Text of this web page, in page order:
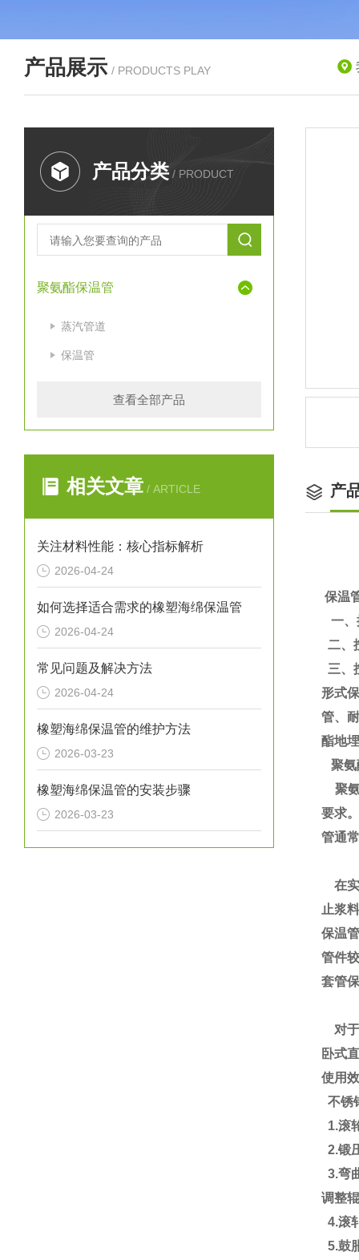
产品展示 / PRODUCTS PLAY
产品分类 / PRODUCT
聚氨酯保温管
蒸汽管道
保温管
查看全部产品
相关文章 / ARTICLE
关注材料性能：核心指标解析
2026-04-24
如何选择适合需求的橡塑海绵保温管
2026-04-24
常见问题及解决方法
2026-04-24
橡塑海绵保温管的维护方法
2026-03-23
橡塑海绵保温管的安装步骤
2026-03-23
产
保温
一、
二、
三、
形式
管、
酯地
聚氨
聚氨
要求
管通
在实
止浆
保温
管件
套管
对于
卧式
使用
不锈
1.滚
2.锻
3.弯
调整
4.滚
5.鼓